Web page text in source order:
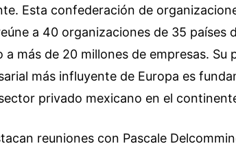
Esta confederación de
a 40 organizaciones de 35 países
a más de 20 millones de empresas. Su
más influyente de Europa es
privado mexicano en el
reuniones con Pascale